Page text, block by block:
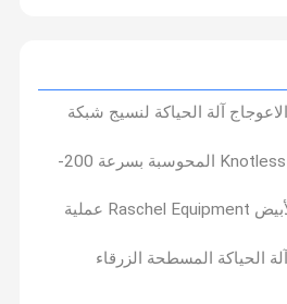
آلة الحياكة لنسيج شبكة
آلة صنع نسيج شبكة نوع Knotless المحوسبة بسرعة 200-
آلة نسيج شبكة القطن الأبيض Raschel Equipment عملية
الحياكة المسطحة الزرقاء